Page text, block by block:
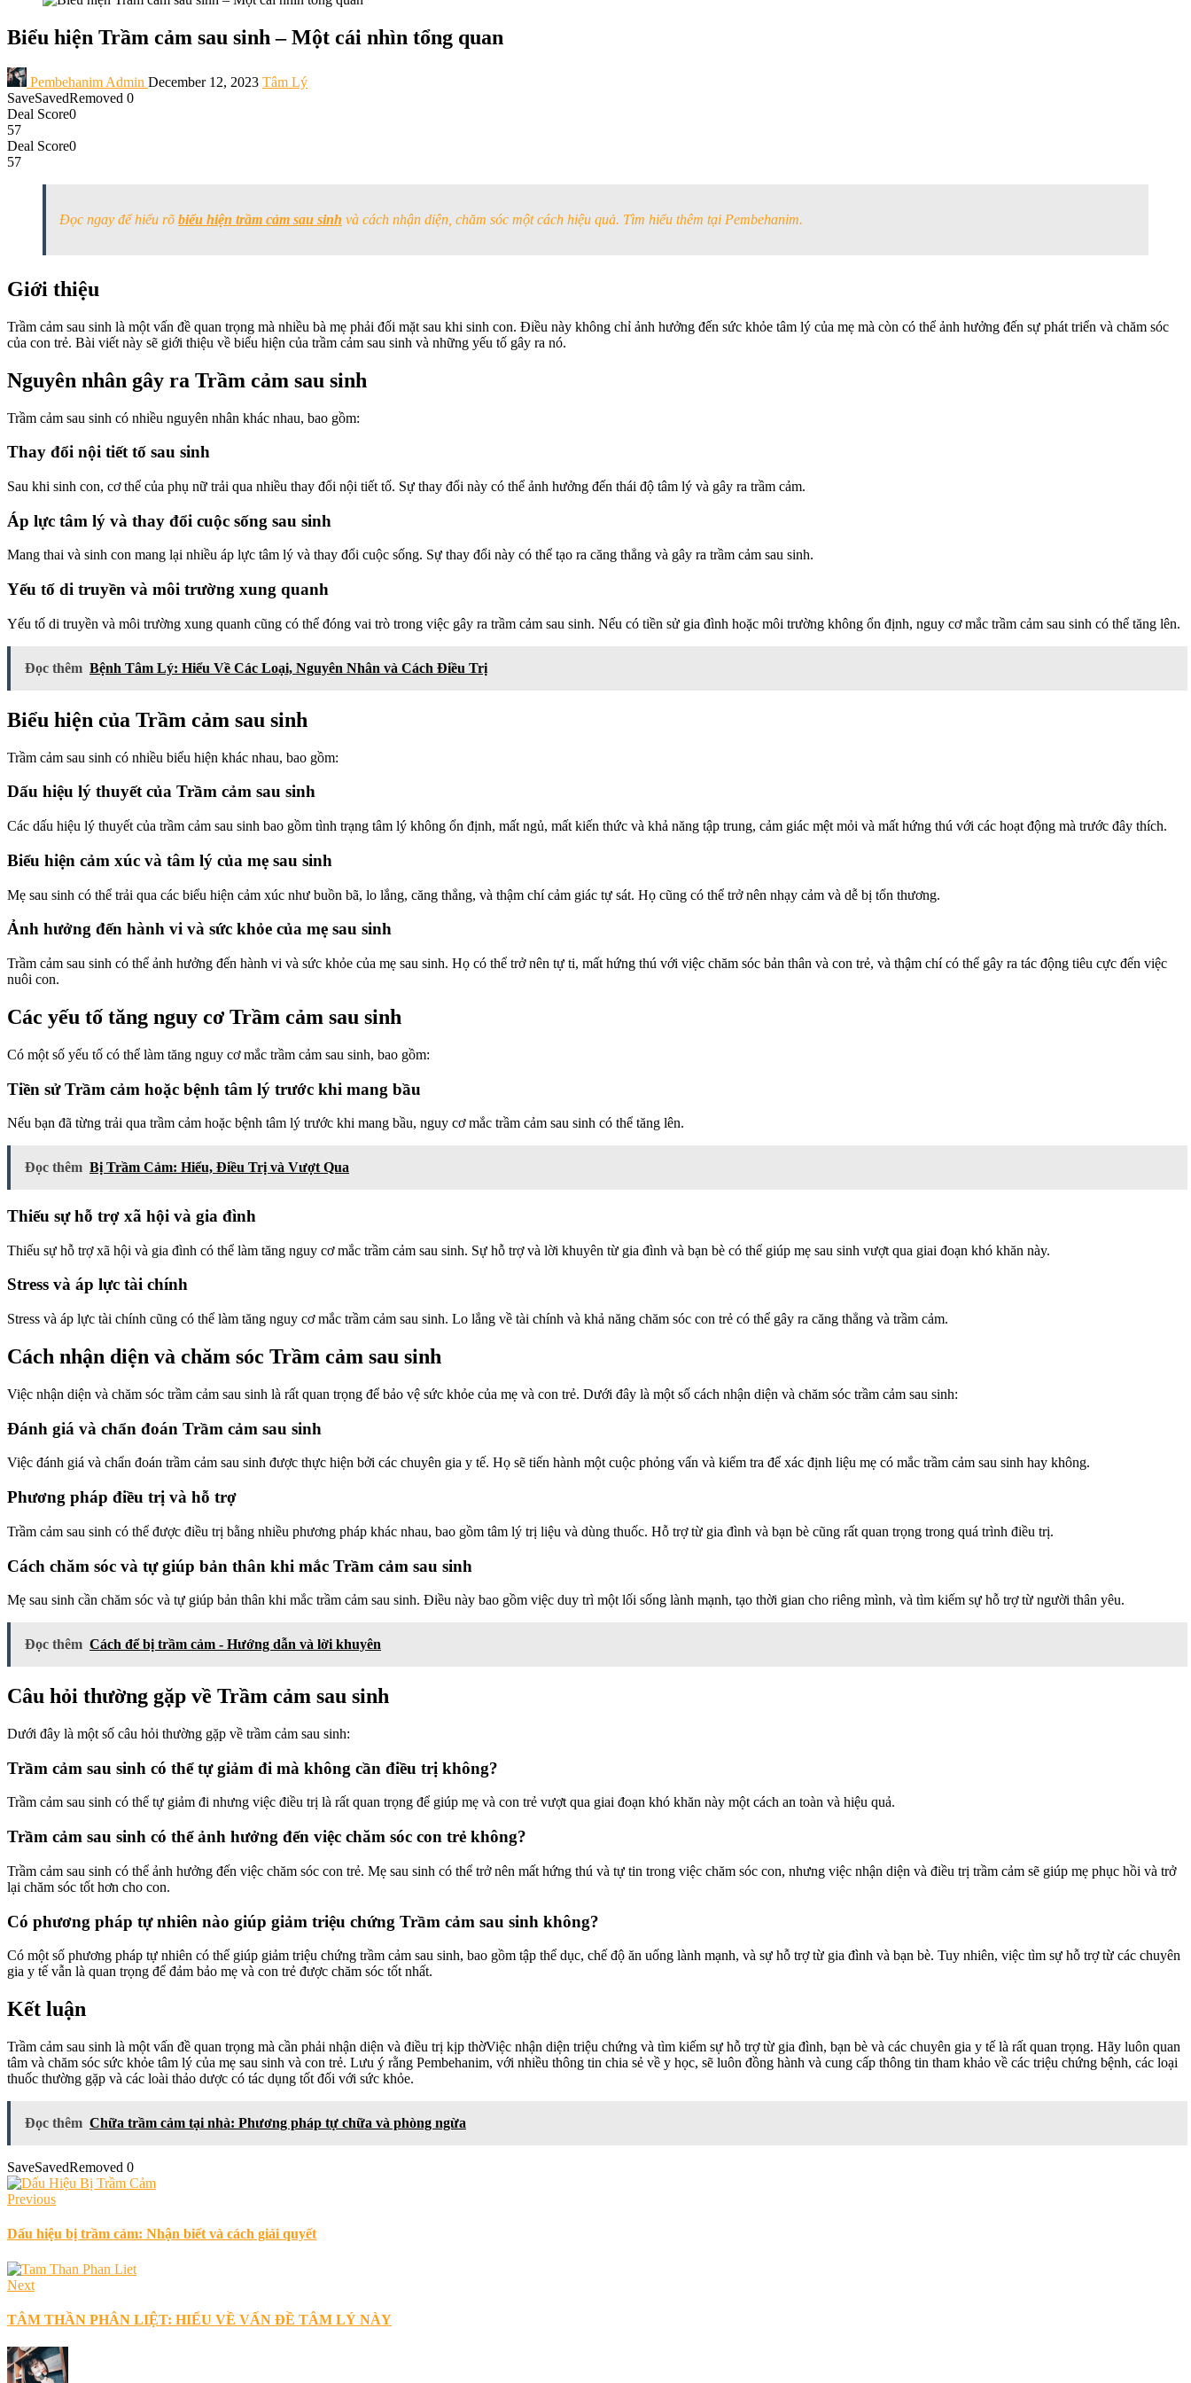
Biểu hiện Trầm cảm sau sinh – Một cái nhìn tổng quan
Pembehanim Admin December 12, 2023 Tâm Lý
SaveSavedRemoved 0
Deal Score0
57
Deal Score0
57
Đọc ngay để hiểu rõ biểu hiện trầm cảm sau sinh và cách nhận diện, chăm sóc một cách hiệu quả. Tìm hiểu thêm tại Pembehanim.
Giới thiệu
Trầm cảm sau sinh là một vấn đề quan trọng mà nhiều bà mẹ phải đối mặt sau khi sinh con. Điều này không chỉ ảnh hưởng đến sức khỏe tâm lý của mẹ mà còn có thể ảnh hưởng đến sự phát triển và chăm sóc
của con trẻ. Bài viết này sẽ giới thiệu về biểu hiện của trầm cảm sau sinh và những yếu tố gây ra nó.
Nguyên nhân gây ra Trầm cảm sau sinh
Trầm cảm sau sinh có nhiều nguyên nhân khác nhau, bao gồm:
Thay đổi nội tiết tố sau sinh
Sau khi sinh con, cơ thể của phụ nữ trải qua nhiều thay đổi nội tiết tố. Sự thay đổi này có thể ảnh hưởng đến thái độ tâm lý và gây ra trầm cảm.
Áp lực tâm lý và thay đổi cuộc sống sau sinh
Mang thai và sinh con mang lại nhiều áp lực tâm lý và thay đổi cuộc sống. Sự thay đổi này có thể tạo ra căng thẳng và gây ra trầm cảm sau sinh.
Yếu tố di truyền và môi trường xung quanh
Yếu tố di truyền và môi trường xung quanh cũng có thể đóng vai trò trong việc gây ra trầm cảm sau sinh. Nếu có tiền sử gia đình hoặc môi trường không ổn định, nguy cơ mắc trầm cảm sau sinh có thể tăng lên.
Đọc thêm Bệnh Tâm Lý: Hiểu Về Các Loại, Nguyên Nhân và Cách Điều Trị
Biểu hiện của Trầm cảm sau sinh
Trầm cảm sau sinh có nhiều biểu hiện khác nhau, bao gồm:
Dấu hiệu lý thuyết của Trầm cảm sau sinh
Các dấu hiệu lý thuyết của trầm cảm sau sinh bao gồm tình trạng tâm lý không ổn định, mất ngủ, mất kiến thức và khả năng tập trung, cảm giác mệt mỏi và mất hứng thú với các hoạt động mà trước đây thích.
Biểu hiện cảm xúc và tâm lý của mẹ sau sinh
Mẹ sau sinh có thể trải qua các biểu hiện cảm xúc như buồn bã, lo lắng, căng thẳng, và thậm chí cảm giác tự sát. Họ cũng có thể trở nên nhạy cảm và dễ bị tổn thương.
Ảnh hưởng đến hành vi và sức khỏe của mẹ sau sinh
Trầm cảm sau sinh có thể ảnh hưởng đến hành vi và sức khỏe của mẹ sau sinh. Họ có thể trở nên tự ti, mất hứng thú với việc chăm sóc bản thân và con trẻ, và thậm chí có thể gây ra tác động tiêu cực đến việc
nuôi con.
Các yếu tố tăng nguy cơ Trầm cảm sau sinh
Có một số yếu tố có thể làm tăng nguy cơ mắc trầm cảm sau sinh, bao gồm:
Tiền sử Trầm cảm hoặc bệnh tâm lý trước khi mang bầu
Nếu bạn đã từng trải qua trầm cảm hoặc bệnh tâm lý trước khi mang bầu, nguy cơ mắc trầm cảm sau sinh có thể tăng lên.
Đọc thêm Bị Trầm Cảm: Hiểu, Điều Trị và Vượt Qua
Thiếu sự hỗ trợ xã hội và gia đình
Thiếu sự hỗ trợ xã hội và gia đình có thể làm tăng nguy cơ mắc trầm cảm sau sinh. Sự hỗ trợ và lời khuyên từ gia đình và bạn bè có thể giúp mẹ sau sinh vượt qua giai đoạn khó khăn này.
Stress và áp lực tài chính
Stress và áp lực tài chính cũng có thể làm tăng nguy cơ mắc trầm cảm sau sinh. Lo lắng về tài chính và khả năng chăm sóc con trẻ có thể gây ra căng thẳng và trầm cảm.
Cách nhận diện và chăm sóc Trầm cảm sau sinh
Việc nhận diện và chăm sóc trầm cảm sau sinh là rất quan trọng để bảo vệ sức khỏe của mẹ và con trẻ. Dưới đây là một số cách nhận diện và chăm sóc trầm cảm sau sinh:
Đánh giá và chẩn đoán Trầm cảm sau sinh
Việc đánh giá và chẩn đoán trầm cảm sau sinh được thực hiện bởi các chuyên gia y tế. Họ sẽ tiến hành một cuộc phỏng vấn và kiểm tra để xác định liệu mẹ có mắc trầm cảm sau sinh hay không.
Phương pháp điều trị và hỗ trợ
Trầm cảm sau sinh có thể được điều trị bằng nhiều phương pháp khác nhau, bao gồm tâm lý trị liệu và dùng thuốc. Hỗ trợ từ gia đình và bạn bè cũng rất quan trọng trong quá trình điều trị.
Cách chăm sóc và tự giúp bản thân khi mắc Trầm cảm sau sinh
Mẹ sau sinh cần chăm sóc và tự giúp bản thân khi mắc trầm cảm sau sinh. Điều này bao gồm việc duy trì một lối sống lành mạnh, tạo thời gian cho riêng mình, và tìm kiếm sự hỗ trợ từ người thân yêu.
Đọc thêm Cách để bị trầm cảm - Hướng dẫn và lời khuyên
Câu hỏi thường gặp về Trầm cảm sau sinh
Dưới đây là một số câu hỏi thường gặp về trầm cảm sau sinh:
Trầm cảm sau sinh có thể tự giảm đi mà không cần điều trị không?
Trầm cảm sau sinh có thể tự giảm đi nhưng việc điều trị là rất quan trọng để giúp mẹ và con trẻ vượt qua giai đoạn khó khăn này một cách an toàn và hiệu quả.
Trầm cảm sau sinh có thể ảnh hưởng đến việc chăm sóc con trẻ không?
Trầm cảm sau sinh có thể ảnh hưởng đến việc chăm sóc con trẻ. Mẹ sau sinh có thể trở nên mất hứng thú và tự tin trong việc chăm sóc con, nhưng việc nhận diện và điều trị trầm cảm sẽ giúp mẹ phục hồi và trở
lại chăm sóc tốt hơn cho con.
Có phương pháp tự nhiên nào giúp giảm triệu chứng Trầm cảm sau sinh không?
Có một số phương pháp tự nhiên có thể giúp giảm triệu chứng trầm cảm sau sinh, bao gồm tập thể dục, chế độ ăn uống lành mạnh, và sự hỗ trợ từ gia đình và bạn bè. Tuy nhiên, việc tìm sự hỗ trợ từ các chuyên
gia y tế vẫn là quan trọng để đảm bảo mẹ và con trẻ được chăm sóc tốt nhất.
Kết luận
Trầm cảm sau sinh là một vấn đề quan trọng mà cần phải nhận diện và điều trị kịp thờViệc nhận diện triệu chứng và tìm kiếm sự hỗ trợ từ gia đình, bạn bè và các chuyên gia y tế là rất quan trọng. Hãy luôn quan
tâm và chăm sóc sức khỏe tâm lý của mẹ sau sinh và con trẻ. Lưu ý rằng Pembehanim, với nhiều thông tin chia sẻ về y học, sẽ luôn đồng hành và cung cấp thông tin tham khảo về các triệu chứng bệnh, các loại
thuốc thường gặp và các loài thảo dược có tác dụng tốt đối với sức khỏe.
Đọc thêm Chữa trầm cảm tại nhà: Phương pháp tự chữa và phòng ngừa
SaveSavedRemoved 0
Previous
Dấu hiệu bị trầm cảm: Nhận biết và cách giải quyết
Next
TÂM THẦN PHÂN LIỆT: HIỂU VỀ VẤN ĐỀ TÂM LÝ NÀY